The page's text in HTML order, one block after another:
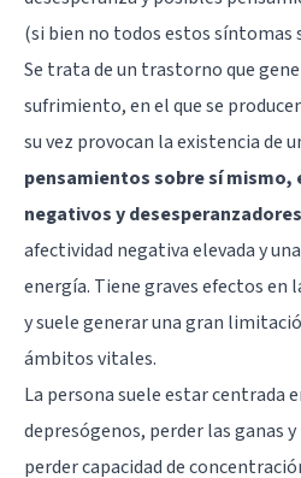
(si bien no todos estos síntomas
Se trata de un trastorno que
sufrimiento, en el que se
su vez provocan la existencia de
pensamientos sobre sí
negativos y desesperanzadores
afectividad negativa elevada y
energía. Tiene graves efectos en
y suele generar una gran
ámbitos vitales.
La persona suele estar centrada
depresógenos, perder las ganas
perder capacidad de